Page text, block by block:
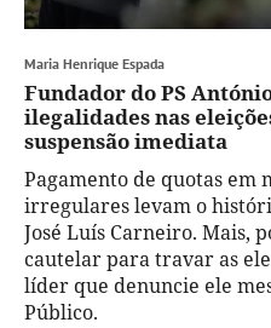
Maria Henrique Espada
Fundador do PS
ilegalidades nas
suspensão imediata
Pagamento de quotas em
irregulares levam o
José Luís Carneiro. Mais,
cautelar para travar as
líder que denuncie ele
Público.